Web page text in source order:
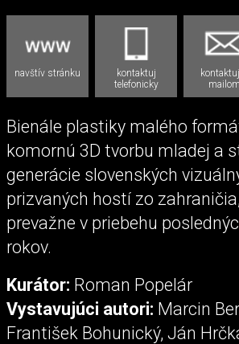
navštív stránku
kontaktuj
telefonicky
mailom
Bienále plastiky malého
komornú 3D tvorbu mladej a
generácie slovenských
prizvaných hostí zo
prevažne v priebehu
rokov.
Kurátor: Roman Popelár
Vystavujúci autori: Marcin
František Bohunický, Ján